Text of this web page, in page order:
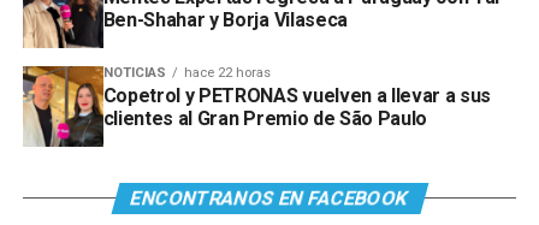
Ben-Shahar y Borja Vilaseca
NOTICIAS hace 22 horas
Copetrol y PETRONAS vuelven a llevar a sus
clientes al Gran Premio de São Paulo
ENCONTRANOS EN FACEBOOK